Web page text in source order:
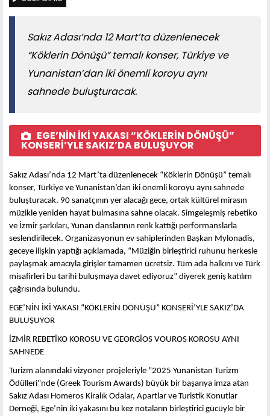
Sakız Adası’nda 12 Mart’ta düzenlenecek
“Köklerin Dönüşü” temalı konser, Türkiye ve
Yunanistan’dan iki önemli koroyu aynı
sahnede buluşturacak.
EGE’NİN İKİ YAKASI “KÖKLERİN DÖNÜŞÜ”
KONSERİ’YLE SAKIZ’DA BULUŞUYOR
Sakız Adası’nda 12 Mart’ta düzenlenecek “Köklerin Dönüşü” temalı
konser, Türkiye ve Yunanistan’dan iki önemli koroyu aynı sahnede
buluşturacak. 90 sanatçının yer alacağı gece, ortak kültürel mirasın
müzikle yeniden hayat bulmasına sahne olacak. Simgeleşmiş rebetiko
ve İzmir şarkıları, Yunan danslarının renk kattığı performanslarla
seslendirilecek. Organizasyonun ev sahiplerinden Başkan Mylonadis,
geceye ilişkin yaptığı açıklamada, “Müziğin birleştirici ruhunu herkesle
paylaşmak amacıyla girişler tamamen ücretsiz. Tüm ada halkını ve Türk
misafirleri bu tarihi buluşmaya davet ediyoruz” diyerek geniş katılım
çağrısında bulundu.
EGE’NİN İKİ YAKASI “KÖKLERİN DÖNÜŞÜ” KONSERİ’YLE SAKIZ’DA
BULUŞUYOR
İZMİR REBETİKO KOROSU VE GEORGİOS VOUROS KOROSU AYNI
SAHNEDE
Turizm alanındaki vizyoner projeleriyle "2025 Yunanistan Turizm
Ödülleri"nde (Greek Tourism Awards) büyük bir başarıya imza atan
Sakız Adası Homeros Kiralık Odalar, Apartlar ve Turistik Konutlar
Derneği, Ege’nin iki yakasını bu kez notaların birleştirici gücüyle bir